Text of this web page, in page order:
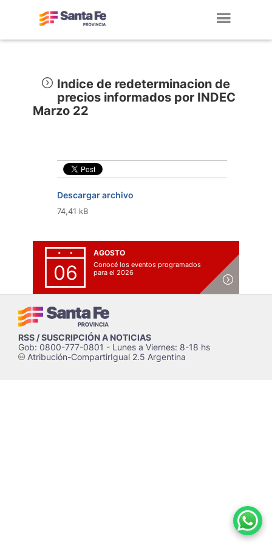
Indice de redeterminacion de
precios informados por INDEC
Marzo 22
Descargar archivo
74,41 kB
06
AGOSTO
Conocé los eventos programados
para el 2026
RSS / SUSCRIPCIÓN A NOTICIAS
Gob: 0800-777-0801 - Lunes a Viernes: 8-18 hs
cAtribución-CompartirIgual 2.5 Argentina